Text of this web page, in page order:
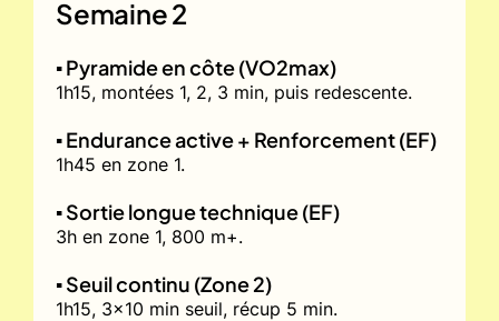
Semaine 2
▪️ Pyramide en côte (VO2max)
1h15, montées 1, 2, 3 min, puis redescente.
▪️ Endurance active + Renforcement (EF)
1h45 en zone 1.
▪️ Sortie longue technique (EF)
3h en zone 1, 800 m+.
▪️ Seuil continu (Zone 2)
1h15, 3x10 min seuil, récup 5 min.